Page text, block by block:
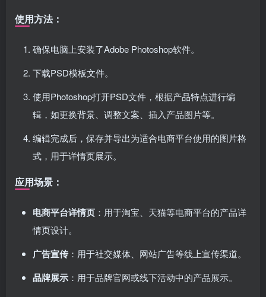
使用方法：
确保电脑上安装了Adobe Photoshop软件。
下载PSD模板文件。
使用Photoshop打开PSD文件，根据产品特点进行编
辑，如更换背景、调整文案、插入产品图片等。
编辑完成后，保存并导出为适合电商平台使用的图片格
式，用于详情页展示。
应用场景：
电商平台详情页 ：用于淘宝、天猫等电商平台的产品详
情页设计。
广告宣传：用于社交媒体、网站广告等线上宣传渠道。
品牌展示 ：用于品牌官网或线下活动中的产品展示。